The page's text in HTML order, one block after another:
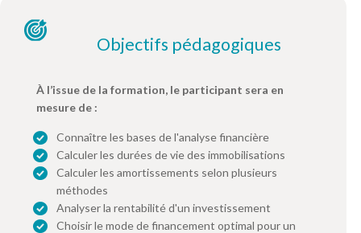
Objectifs pédagogiques
À l’issue de la formation, le participant sera en
mesure de :
Connaître les bases de l'analyse financière
Calculer les durées de vie des immobilisations
Calculer les amortissements selon plusieurs
méthodes
Analyser la rentabilité d'un investissement
Choisir le mode de financement optimal pour un